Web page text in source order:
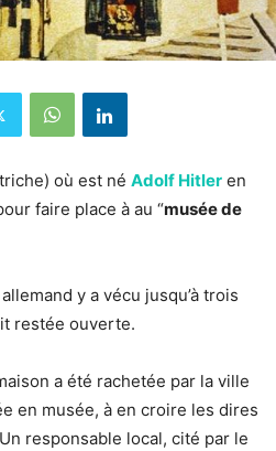
où est né Adolf Hitler en
faire place à au “musée de
y a vécu jusqu’à trois
restée ouverte.
a été rachetée par la ville
en musée, à en croire les dires
responsable local, cité par le